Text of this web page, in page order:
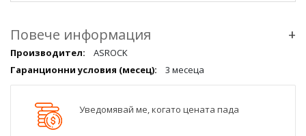
Повече информация +
Повече
информация
qqq
ASROCK
3 месеца
Уведомявай ме, когато цената пада